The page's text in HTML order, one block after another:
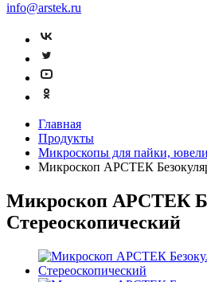
info@arstek.ru
Главная
Продукты
Микроскопы для пайки,
Микроскоп АРСТЕК
Микроскоп АРСТЕК
Стереоскопический